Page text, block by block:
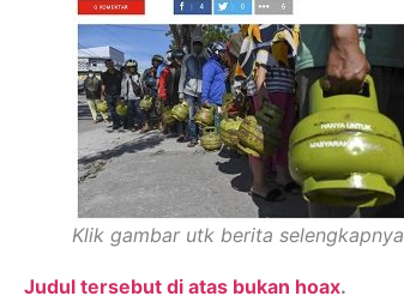
Klik gambar utk berita selengkapnya
Judul tersebut di atas bukan hoax.